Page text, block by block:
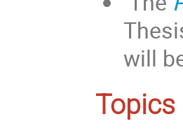
will
Topics